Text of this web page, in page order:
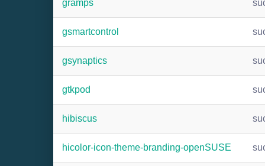
gramps
gsmartcontrol
gsynaptics
gtkpod
hibiscus
hicolor-icon-theme-branding-openSUSE